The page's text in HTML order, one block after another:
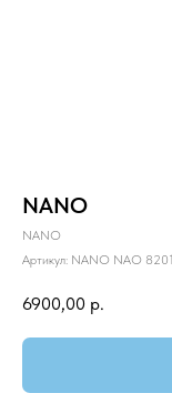
NANO
NANO
Артикул: NANO NAO
6900,00 р.